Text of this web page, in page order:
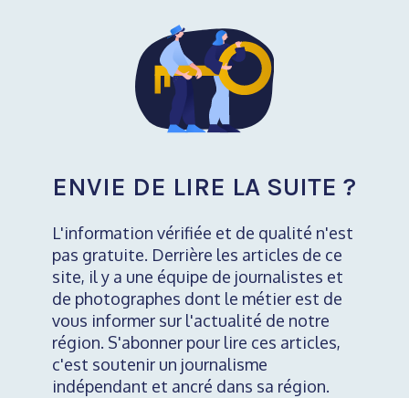
ENVIE DE LIRE LA SUITE ?
L'information vérifiée et de qualité n'est
pas gratuite. Derrière les articles de ce
site, il y a une équipe de journalistes et
de photographes dont le métier est de
vous informer sur l'actualité de notre
région. S'abonner pour lire ces articles,
c'est soutenir un journalisme
indépendant et ancré dans sa région.